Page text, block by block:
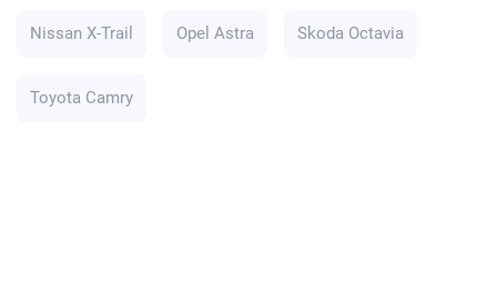
Nissan X-Trail Opel Astra Skoda Octavia
Toyota Camry